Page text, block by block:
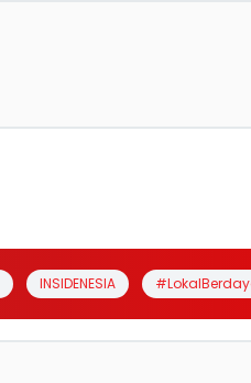
INSIDENESIA